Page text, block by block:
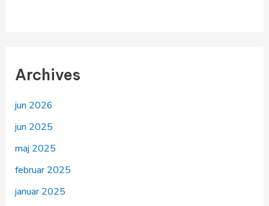
Archives
jun 2026
jun 2025
maj 2025
februar 2025
januar 2025